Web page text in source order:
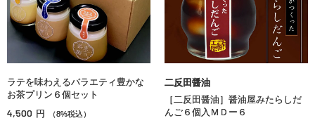
ラテを味わえるバラエティ豊かな
お茶プリン６個セット
4,500 円 （8%税込）
二反田醤油
［二反田醤油］醤油屋みたらしだ
んご６個入ＭＤー６